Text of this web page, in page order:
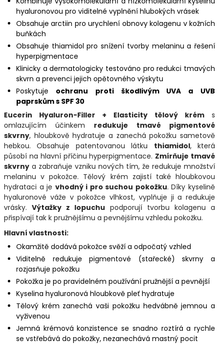
hyaluronovou pro viditelné vyplnění hlubokých vrásek
Obsahuje arctiin pro urychlení obnovy kolagenu v kožních
buňkách
Obsahuje thiamidol pro snížení tvorby melaninu a řešení
hyperpigmentace
Klinicky a dermatologicky testováno pro redukci tmavých
skvrn a prevenci jejich opětovného výskytu
Poskytuje ochranu proti škodlivým UVA a UVB
paprskům s SPF 30
Eucerin Hyaluron-Filler + Elasticity tělový krém s
omlazujícím účinkem redukuje tmavé pigmentové
skvrny, hloubkově hydratuje a zanechá pokožku sametově
hebkou. Obsahuje patentovanou látku thiamidol, která
působí na hlavní příčinu hyperpigmentace. Zmírňuje tmavé
skvrny a zabraňuje vzniku nových tím, že redukuje množství
melaninu v pokožce. Tělový krém zajistí také hloubkovou
hydrataci a je vhodný i pro suchou pokožku. Díky kyselině
hyaluronové váže v pokožce vlhkost, vyplňuje ji a redukuje
vrásky. Výtažky z lopuchu podporují tvorbu kolagenu a
přispívají tak k pružnějšímu a pevnějšímu vzhledu pokožku.
Hlavní vlastnosti:
Okamžitě dodává pokožce svěží a odpočatý vzhled
Viditelně redukuje pigmentové (stařecké) skvrny a
rozjasňuje pokožku
Pokožka je po pravidelném používání pružnější a pevnější
Kyselina hyaluronová hloubkově pleť hydratuje
Tělový krém zanechá vaši pokožku hedvábně jemnou a
vyživenou
Jemná krémová konzistence se snadno roztírá a rychle
se vstřebává do pokožky, nezanechává mastný pocit